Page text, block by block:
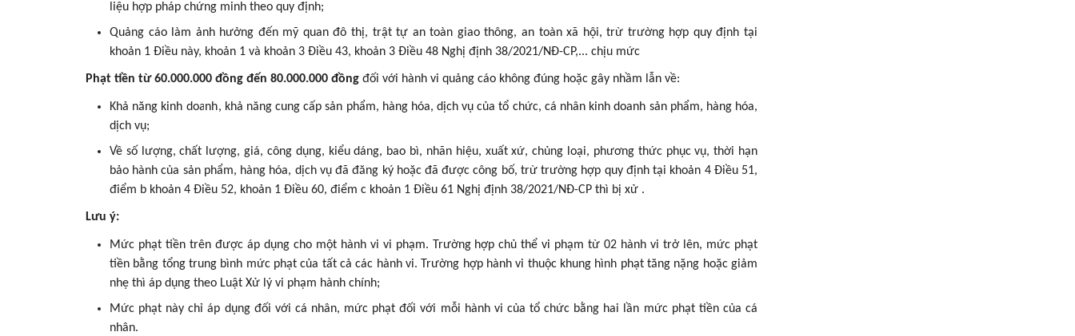
liệu hợp pháp chứng minh theo quy định;
Quảng cáo làm ảnh hưởng đến mỹ quan đô thị, trật tự an toàn giao thông, an toàn xã hội, trừ trường hợp quy định tại
khoản 1 Điều này, khoản 1 và khoản 3 Điều 43, khoản 3 Điều 48 Nghị định 38/2021/NĐ-CP,... chịu mức
Phạt tiền từ 60.000.000 đồng đến 80.000.000 đồng đối với hành vi quảng cáo không đúng hoặc gây nhầm lẫn về:
Khả năng kinh doanh, khả năng cung cấp sản phẩm, hàng hóa, dịch vụ của tổ chức, cá nhân kinh doanh sản phẩm, hàng hóa,
dịch vụ;
Về số lượng, chất lượng, giá, công dụng, kiểu dáng, bao bì, nhãn hiệu, xuất xứ, chủng loại, phương thức phục vụ, thời hạn
bảo hành của sản phẩm, hàng hóa, dịch vụ đã đăng ký hoặc đã được công bố, trừ trường hợp quy định tại khoản 4 Điều 51,
điểm b khoản 4 Điều 52, khoản 1 Điều 60, điểm c khoản 1 Điều 61 Nghị định 38/2021/NĐ-CP thì bị xử .
Lưu ý:
Mức phạt tiền trên được áp dụng cho một hành vi vi phạm. Trường hợp chủ thể vi phạm từ 02 hành vi trở lên, mức phạt
tiền bằng tổng trung bình mức phạt của tất cả các hành vi. Trường hợp hành vi thuộc khung hình phạt tăng nặng hoặc giảm
nhẹ thì áp dụng theo Luật Xử lý vi phạm hành chính;
Mức phạt này chỉ áp dụng đối với cá nhân, mức phạt đối với mỗi hành vi của tổ chức bằng hai lần mức phạt tiền của cá
nhân.